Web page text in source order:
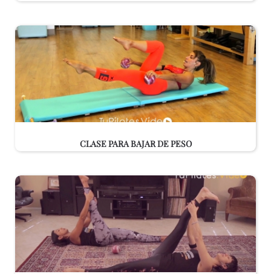
CLASE PARA BAJAR DE PESO